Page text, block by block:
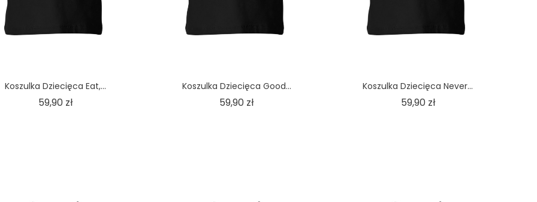
Koszulka Dziecięca Eat,...
59,90 złCena
Koszulka Dziecięca Good...
59,90 złCena
Koszulka Dziecięca Never...
59,90 złCena